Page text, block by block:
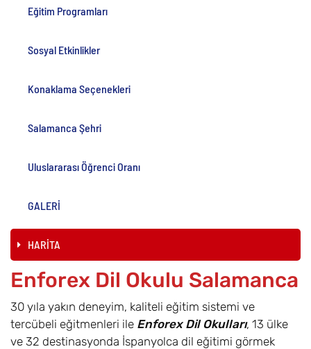
Eğitim Programları
Sosyal Etkinlikler
Konaklama Seçenekleri
Salamanca Şehri
Uluslararası Öğrenci Oranı
GALERİ
HARİTA
Enforex Dil Okulu Salamanca
30 yıla yakın deneyim, kaliteli eğitim sistemi ve
tercübeli eğitmenleri ile Enforex Dil Okulları, 13 ülke
ve 32 destinasyonda İspanyolca dil eğitimi görmek